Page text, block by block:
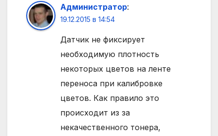
Администратор:
19.12.2015 в 14:54
Датчик не фиксирует
необходимую плотность
некоторых цветов на ленте
переноса при калибровке
цветов. Как правило это
происходит из за
некачественного тонера,